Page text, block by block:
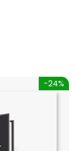
-24%